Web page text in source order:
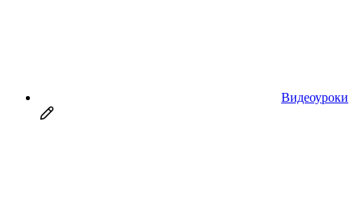
Видеоуроки